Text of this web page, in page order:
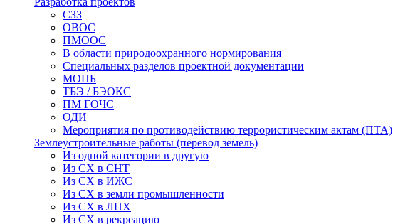
СЗЗ
ОВОС
ПМООС
В области природоохранного нормирования
Специальных разделов проектной документации
МОПБ
ТБЭ / БЭОКС
ПМ ГОЧС
ОДИ
Мероприятия по противодействию террористическим актам (ПТА)
Землеустроительные работы (перевод земель)
Из одной категории в другую
Из СХ в СНТ
Из СХ в ИЖС
Из СХ в земли промышленности
Из СХ в ЛПХ
Из СХ в рекреацию